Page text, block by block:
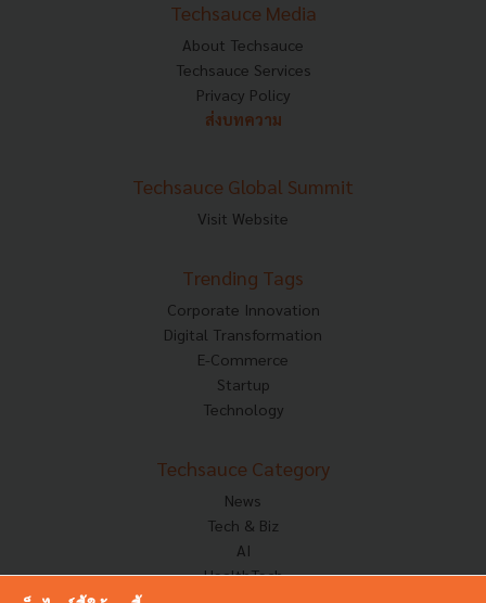
Techsauce Media
About Techsauce
Techsauce Services
Privacy Policy
ส่งบทความ
Techsauce Global Summit
Visit Website
Trending Tags
Corporate Innovation
Digital Transformation
E-Commerce
Startup
Technology
Techsauce Category
News
Tech & Biz
AI
HealthTech